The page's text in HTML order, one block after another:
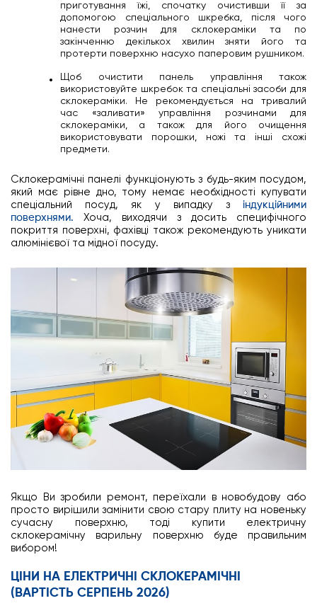
приготування їжі, спочатку очистивши її за
допомогою спеціального шкребка, після чого
нанести розчин для склокераміки та по
закінченню декількох хвилин зняти його та
протерти поверхню насухо паперовим рушником.
Щоб очистити панель управління також
використовуйте шкребок та спеціальні засоби для
склокераміки. Не рекомендується на тривалий
час «заливати» управління розчинами для
склокераміки, а також для його очищення
використовувати порошки, ножі та інші схожі
предмети.
Склокерамічні панелі функціонують з будь-яким посудом,
який має рівне дно, тому немає необхідності купувати
спеціальний посуд, як у випадку з індукційними
поверхнями. Хоча, виходячи з досить специфічного
покриття поверхні, фахівці також рекомендують уникати
алюмінієвої та мідної посуду.
Якщо Ви зробили ремонт, переїхали в новобудову або
просто вирішили замінити свою стару плиту на новеньку
сучасну поверхню, тоді купити електричну
склокерамічну варильну поверхню буде правильним
вибором!
ЦІНИ НА ЕЛЕКТРИЧНІ СКЛОКЕРАМІЧНІ
(ВАРТІСТЬ СЕРПЕНЬ 2026)